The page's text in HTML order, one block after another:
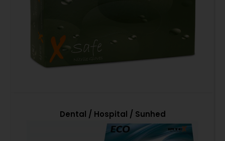
Dental / Hospital / Sunhed